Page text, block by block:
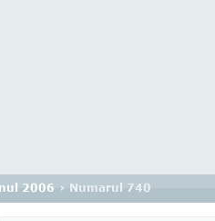
2006 › Numarul 740